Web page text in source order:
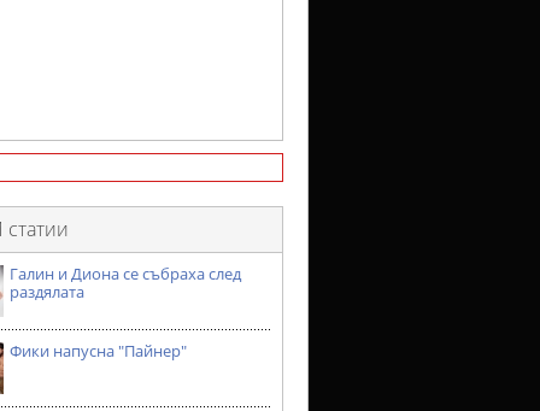
Галин и Диона се събраха след
раздялата
Фики напусна "Пайнер"